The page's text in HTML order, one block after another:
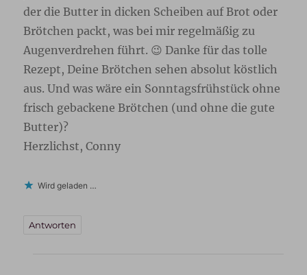
der die Butter in dicken Scheiben auf Brot oder
Brötchen packt, was bei mir regelmäßig zu
Augenverdrehen führt. 😉 Danke für das tolle
Rezept, Deine Brötchen sehen absolut köstlich
aus. Und was wäre ein Sonntagsfrühstück ohne
frisch gebackene Brötchen (und ohne die gute
Butter)?
Herzlichst, Conny
Wird geladen …
Antworten